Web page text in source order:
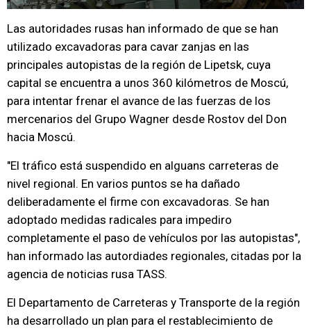
Las autoridades rusas han informado de que se han
utilizado excavadoras para cavar zanjas en las
principales autopistas de la región de Lipetsk, cuya
capital se encuentra a unos 360 kilómetros de Moscú,
para intentar frenar el avance de las fuerzas de los
mercenarios del Grupo Wagner desde Rostov del Don
hacia Moscú.
"El tráfico está suspendido en alguans carreteras de
nivel regional. En varios puntos se ha dañado
deliberadamente el firme con excavadoras. Se han
adoptado medidas radicales para impediro
completamente el paso de vehículos por las autopistas",
han informado las autordiades regionales, citadas por la
agencia de noticias rusa TASS.
El Departamento de Carreteras y Transporte de la región
ha desarrollado un plan para el restablecimiento de